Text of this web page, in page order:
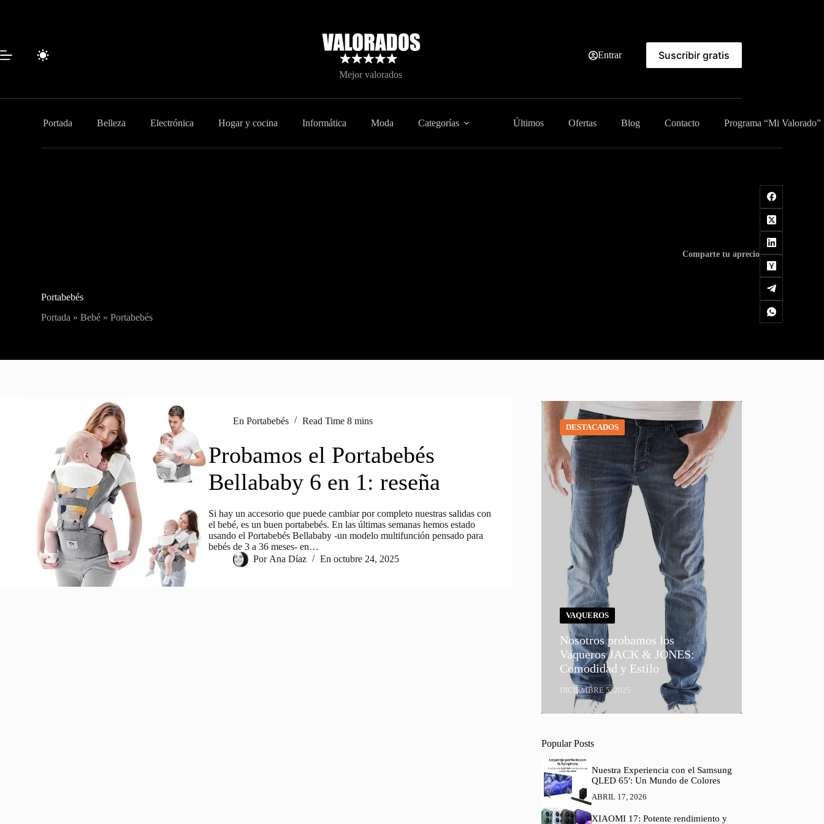
Mejor valorados
Entrar Suscribir gratis
Portada Belleza Electrónica Hogar y cocina Informática Moda Categorías Últimos Ofertas Blog Contacto Programa “Mi Valorado”
Portabebés
Portada »Bebé »Portabebés
Comparte tu aprecio
En Portabebés Read Time 8 mins
Probamos el Portabebés
Bellababy 6 en 1: reseña
Si hay un accesorio que puede cambiar por completo nuestras salidas con
el bebé, es un buen portabebés. En las últimas semanas hemos estado
usando el Portabebés Bellababy -un modelo multifunción pensado para
bebés de 3 a 36 meses- en…
Por Ana Díaz En octubre 24, 2025
DESTACADOS
VAQUEROS
Nosotros probamos los
Vaqueros JACK & JONES:
Comodidad y Estilo
DICIEMBRE 5, 2025
Popular Posts
Nuestra Experiencia con el Samsung
QLED 65′: Un Mundo de Colores
ABRIL 17, 2026
XIAOMI 17: Potente rendimiento y